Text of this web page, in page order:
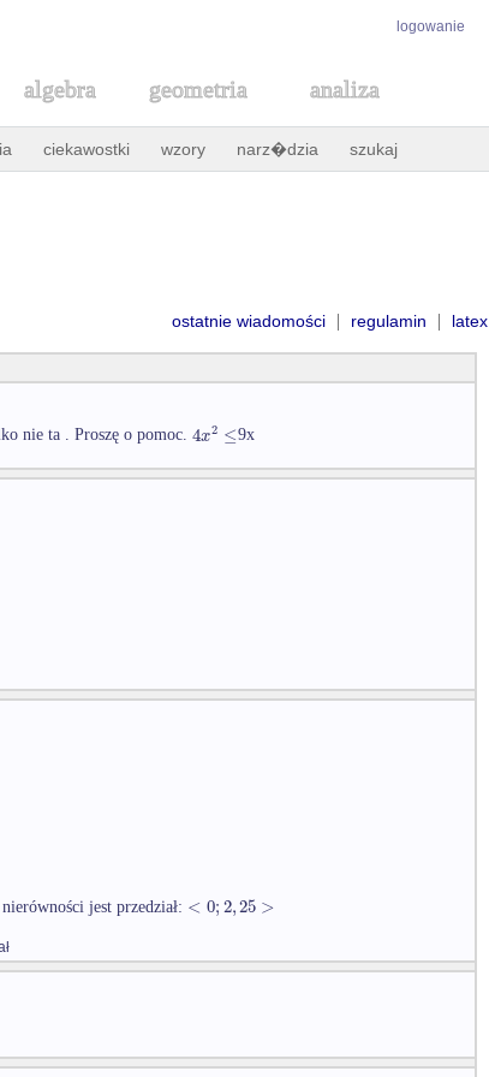
logowanie
algebra geometria analiza
ciekawostki wzory narz�dzia szukaj
ostatnie wiadomości | regulamin | latex
nie ta . Proszę o pomoc. 4x2 ≤9x
jest przedział: < 0;2,25 >